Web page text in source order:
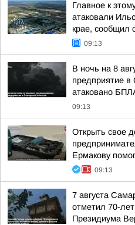
Главное к
атаковали
крае, сообщил
09:13
В ночь на 8
предприятие в
атаковано
09:13
Открыть свое
Ермакову
09:13
7 августа
отметил 70-
Президиума